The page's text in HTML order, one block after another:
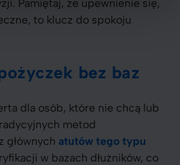
Pamiętaj, że upewnienie się,
to klucz do spokoju
bez baz
dla osób, które nie chcą lub
metod
głównych atutów tego typu
w bazach dłużników, co